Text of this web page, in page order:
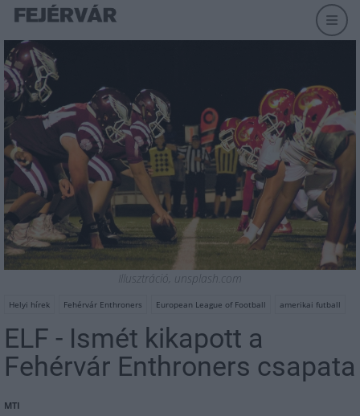
Illusztráció, unsplash.com
Helyi hírek Fehérvár Enthroners European League of Football amerikai futball
ELF - Ismét kikapott a
Fehérvár Enthroners csapata
MTI